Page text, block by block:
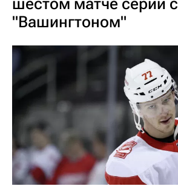
шестом матче серии с
"Вашингтоном"